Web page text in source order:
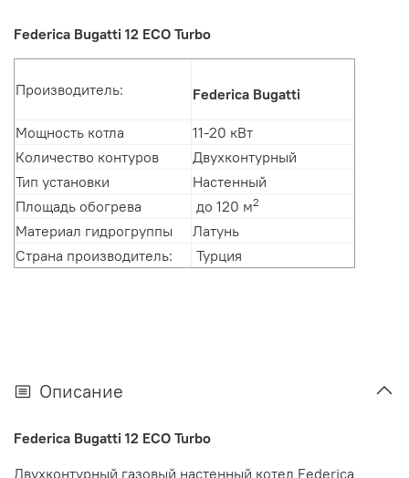
Federica Bugatti 12 ECO Turbo
Производитель: Federica Bugatti
Мощность котла
11-20 кВт
Количество контуров
Двухконтурный
Тип установки
Настенный
Площадь обогрева
до 120 м2
Материал гидрогруппы
Латунь
Страна производитель:
Турция
Описание
Federica Bugatti 12 ECO Turbo
Двухконтурный газовый настенный котел Federica